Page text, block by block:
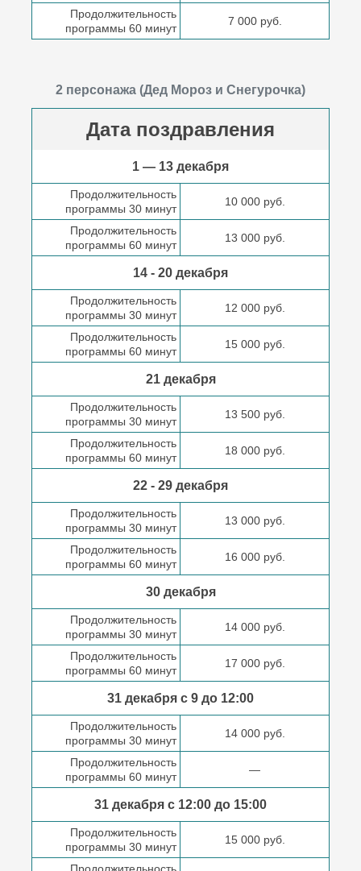
Продолжительность
программы 60 минут
7 000 руб.
2 персонажа (Дед Мороз и Снегурочка)
Дата поздравления
1 — 13 декабря
Продолжительность
программы 30 минут
10 000 руб.
Продолжительность
программы 60 минут
13 000 руб.
14 - 20 декабря
Продолжительность
программы 30 минут
12 000 руб.
Продолжительность
программы 60 минут
15 000 руб.
21 декабря
Продолжительность
программы 30 минут
13 500 руб.
Продолжительность
программы 60 минут
18 000 руб.
22 - 29 декабря
Продолжительность
программы 30 минут
13 000 руб.
Продолжительность
программы 60 минут
16 000 руб.
30 декабря
Продолжительность
программы 30 минут
14 000 руб.
Продолжительность
программы 60 минут
17 000 руб.
31 декабря с 9 до 12:00
Продолжительность
программы 30 минут
14 000 руб.
Продолжительность
программы 60 минут
—
31 декабря с 12:00 до 15:00
Продолжительность
программы 30 минут
15 000 руб.